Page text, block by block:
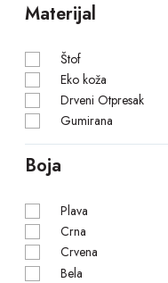
Materijal
Štof
Eko koža
Drveni Otpresak
Gumirana
Boja
Plava
Crna
Crvena
Bela